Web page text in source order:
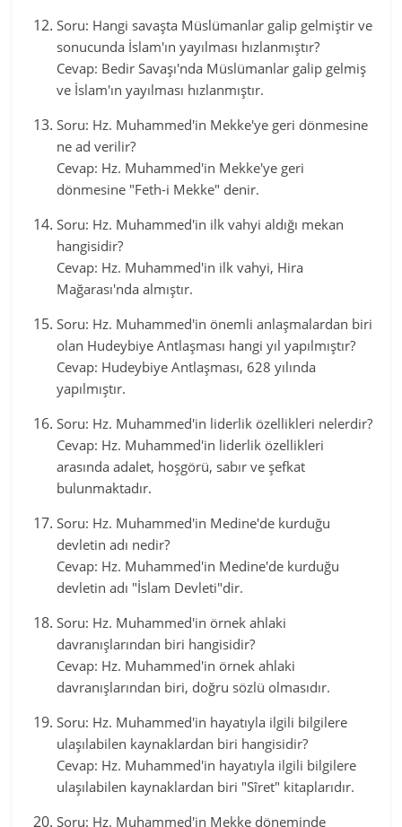
Soru: Hangi savaşta Müslümanlar galip gelmiştir ve
sonucunda İslam'ın yayılması hızlanmıştır?
Cevap: Bedir Savaşı'nda Müslümanlar galip gelmiş
ve İslam'ın yayılması hızlanmıştır.
Soru: Hz. Muhammed'in Mekke'ye geri dönmesine
ne ad verilir?
Cevap: Hz. Muhammed'in Mekke'ye geri
dönmesine "Feth-i Mekke" denir.
Soru: Hz. Muhammed'in ilk vahyi aldığı mekan
hangisidir?
Cevap: Hz. Muhammed'in ilk vahyi, Hira
Mağarası'nda almıştır.
Soru: Hz. Muhammed'in önemli anlaşmalardan biri
olan Hudeybiye Antlaşması hangi yıl yapılmıştır?
Cevap: Hudeybiye Antlaşması, 628 yılında
yapılmıştır.
Soru: Hz. Muhammed'in liderlik özellikleri nelerdir?
Cevap: Hz. Muhammed'in liderlik özellikleri
arasında adalet, hoşgörü, sabır ve şefkat
bulunmaktadır.
Soru: Hz. Muhammed'in Medine'de kurduğu
devletin adı nedir?
Cevap: Hz. Muhammed'in Medine'de kurduğu
devletin adı "İslam Devleti"dir.
Soru: Hz. Muhammed'in örnek ahlaki
davranışlarından biri hangisidir?
Cevap: Hz. Muhammed'in örnek ahlaki
davranışlarından biri, doğru sözlü olmasıdır.
Soru: Hz. Muhammed'in hayatıyla ilgili bilgilere
ulaşılabilen kaynaklardan biri hangisidir?
Cevap: Hz. Muhammed'in hayatıyla ilgili bilgilere
ulaşılabilen kaynaklardan biri "Sîret" kitaplarıdır.
Soru: Hz. Muhammed'in Mekke döneminde